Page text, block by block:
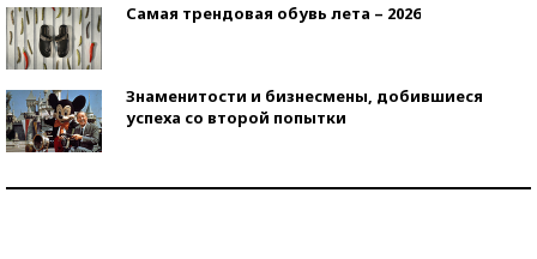
Самая трендовая обувь лета – 2026
Знаменитости и бизнесмены, добившиеся
успеха со второй попытки